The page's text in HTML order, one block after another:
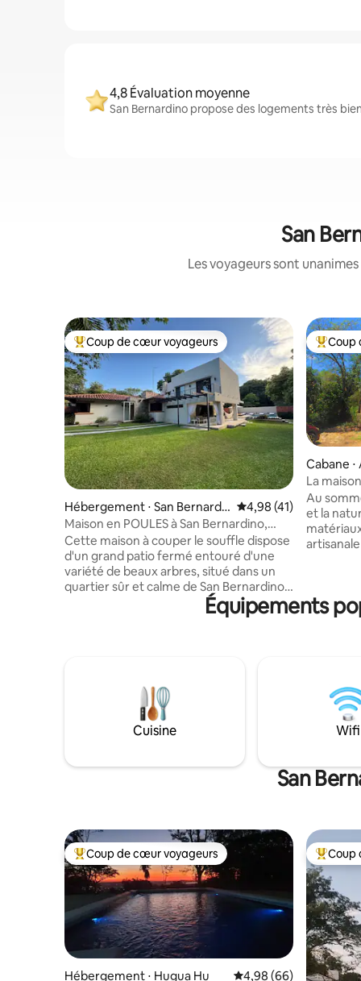
4,8 Évaluation moyenne
San Bernardino propose des logements très
San
Les voyageurs sont
Coups de cœur voyageurs les plus appréciés
Coup de cœur voyageurs
Hébergement ⋅ San Bernardi
no
Évaluation moyenne
4,98 (41)
Maison en POULES à San Bernardino,
Paraguay
Cette maison à couper le souffle dispose
d'un grand patio fermé entouré d'une
variété de beaux arbres, situé dans un
quartier sûr et calme de San Bernardino.
Ce que vous obtenez : matelas et draps
confortables de✔️ haute qualité Cuisine
Fi large Piscine ✔️ éclairée avec terrasse
et chaises de bronzage ✔️ Un barbecue
au charbon de bois extérieur et un coin
repas Système ✔️ d'alarme et caméra
votre séjour
Coups
Coup
Cabane
La
Au
et la
artisanale et
profiter
nature
Équipements
Cuisine Wifi
San
Coups de cœur voyageurs les plus appréciés
Coup de cœur voyageurs
Hébergement ⋅ Hugua Hu Évaluation moyenne
4,98 (66)
Coups
Coup